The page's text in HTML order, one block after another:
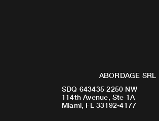
ABORDAGE SRL
SDQ 643435 2250 NW
114th Avenue, Ste 1A
Miami, FL 33192-4177